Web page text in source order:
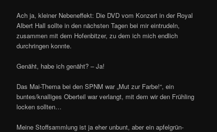
Ach ja, kleiner Nebeneffekt: Die DVD vom Konzert in der Royal
Albert Hall sollte in den nächsten Tagen bei mir eintrudeln,
zusammen mit dem Hofenbitzer, zu dem ich mich endlich
durchringen konnte.
Genäht, habe ich genäht? – Ja!
Das Mai-Thema bei den SPNM war „Mut zur Farbe!“, ein
buntes/knalliges Oberteil war verlangt, mit dem wir den Frühling
locken sollten…
Meine Stoffsammlung ist ja eher unbunt, aber ein apfelgrün-